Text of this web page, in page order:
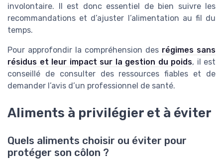
involontaire. Il est donc essentiel de bien suivre les
recommandations et d’ajuster l’alimentation au fil du
temps.
Pour approfondir la compréhension des régimes sans
résidus et leur impact sur la gestion du poids, il est
conseillé de consulter des ressources fiables et de
demander l’avis d’un professionnel de santé.
Aliments à privilégier et à éviter
Quels aliments choisir ou éviter pour
protéger son côlon ?